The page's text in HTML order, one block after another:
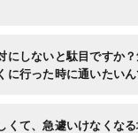
にしないと駄目ですか
に行った時に通いたいん
くて、急遽いけなくなる